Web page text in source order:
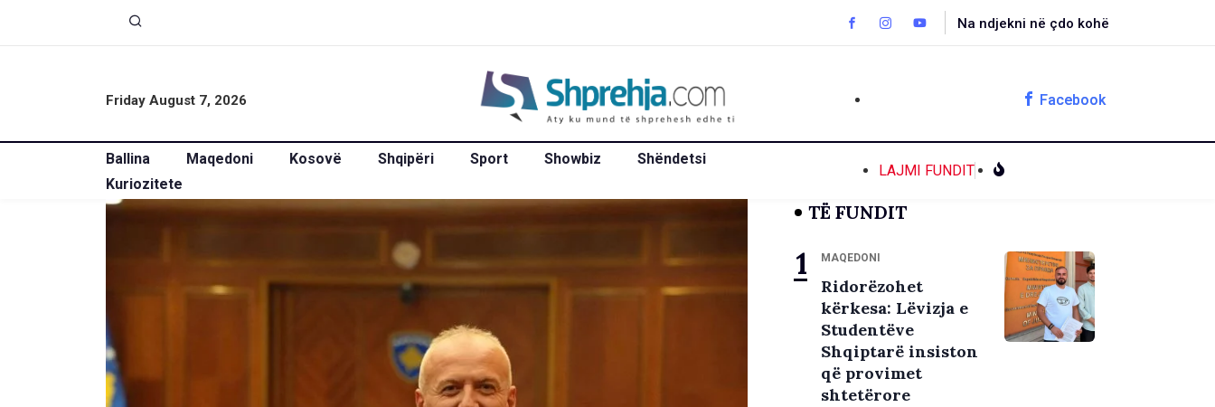
Na ndjekni në çdo kohë
Friday August 7, 2026 Facebook
Ballina Maqedoni Kosovë Shqipëri Sport Showbiz
Shëndetsi
Kuriozitete
LAJMI FUNDIT
TË FUNDIT
MAQEDONI
Ridorëzohet
kërkesa: Lëvizja e
Studentëve
Shqiptarë insiston
që provimet
shtetërore